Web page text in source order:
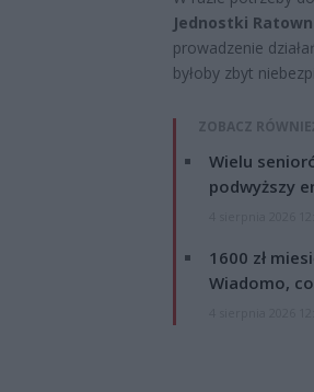
Jednostki
prowadzenie
byłoby zbyt
ZOBACZ
Wielu
podwyższy
1600 zł
Wiadomo,